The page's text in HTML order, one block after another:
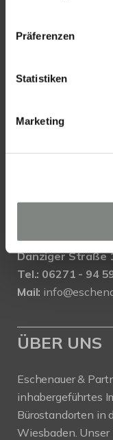
Präferenzen
Statistiken
Marketing
Tel.:06221 - 67 26
Immobilien
Eschenauer &
Immobilienmakler
Danziger Straße
Tel.: 06271 - 94
Mail:
ÜBER UNS
Eschenauer &
inhabergeführtes
Bürostandorten in
Wiesbaden. Unser